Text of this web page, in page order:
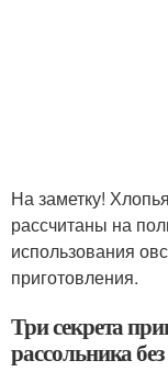
На заметку!
рассчитаны на
использования
приготовления.
Три секрета
рассольника